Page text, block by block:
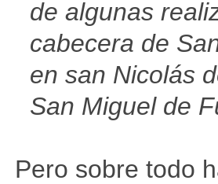
de algunas
cabecera de
en san Nicolás
San Miguel de
Pero sobre todo